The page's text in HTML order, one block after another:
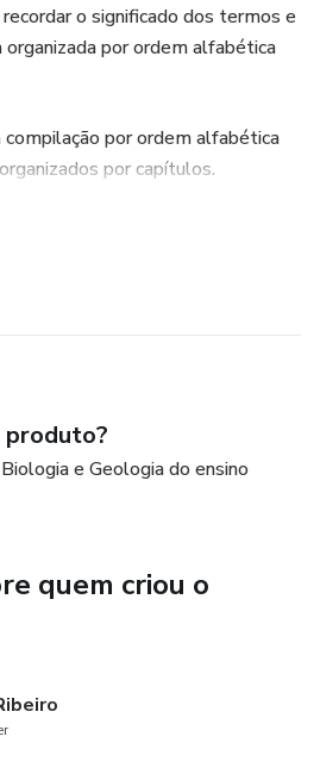
o significado dos termos e
por ordem alfabética
por ordem alfabética
por capítulos.
os significados dos termos.
checklist.
produto?
e Geologia do ensino
quem criou o